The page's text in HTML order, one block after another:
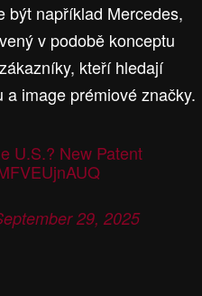
být například Mercedes,
v podobě konceptu
kteří hledají
image prémiové značky.
U.S.? New Patent
29, 2025